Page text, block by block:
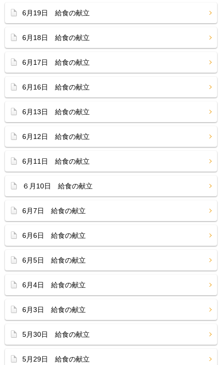
6月19日 給食の献立
6月18日 給食の献立
6月17日 給食の献立
6月16日 給食の献立
6月13日 給食の献立
6月12日 給食の献立
6月11日 給食の献立
６月10日 給食の献立
6月7日 給食の献立
6月6日 給食の献立
6月5日 給食の献立
6月4日 給食の献立
6月3日 給食の献立
5月30日 給食の献立
5月29日 給食の献立